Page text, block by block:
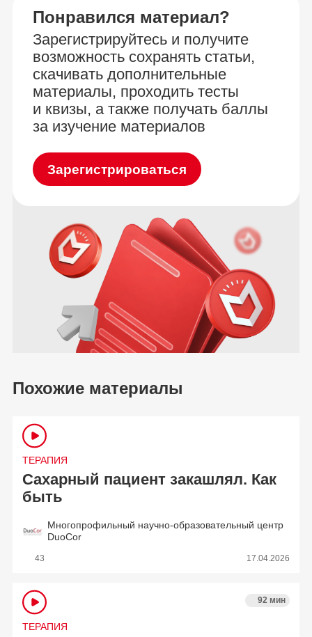
Понравился материал?
Зарегистрируйтесь и получите
возможность сохранять статьи,
скачивать дополнительные
материалы, проходить тесты
и квизы, а также получать баллы
за изучение материалов
Зарегистрироваться
Похожие материалы
ТЕРАПИЯ
Сахарный пациент закашлял. Как
быть
Многопрофильный научно-образовательный центр
DuoCor
43 17.04.2026
ТЕРАПИЯ
92 мин